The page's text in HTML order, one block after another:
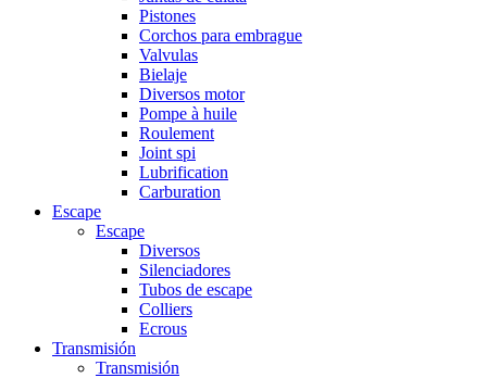
Pistones
Corchos para embrague
Valvulas
Bielaje
Diversos motor
Pompe à huile
Roulement
Joint spi
Lubrification
Carburation
Escape
Escape
Diversos
Silenciadores
Tubos de escape
Colliers
Ecrous
Transmisión
Transmisión